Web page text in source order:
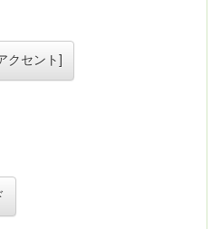
クセント]